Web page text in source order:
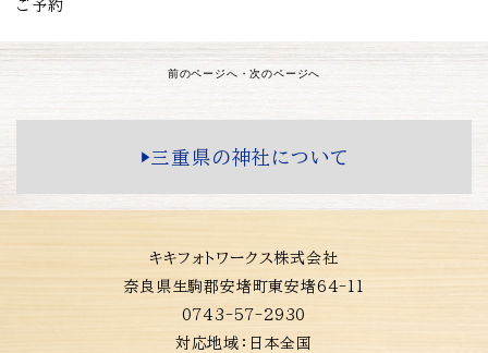
ご予約
前のページへ ・次のページへ
▶️三重県の神社について
キキフォトワークス株式会社
奈良県生駒郡安堵町東安堵64-11
0743-57-2930
対応地域： 日本全国